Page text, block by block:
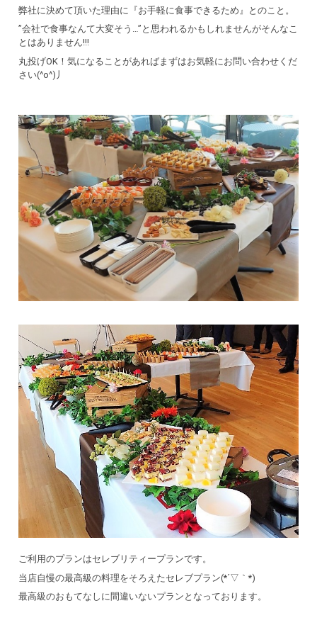
弊社に決めて頂いた理由に『お手軽に食事できるため』とのこと。
”会社で食事なんて大変そう…”と思われるかもしれませんがそんなこ
とはありません!!!
丸投げOK！気になることがあればまずはお気軽にお問い合わせくだ
さい(^o^)丿
ご利用のプランはセレブリティープランです。
当店自慢の最高級の料理をそろえたセレブプラン(*´▽｀*)
最高級のおもてなしに間違いないプランとなっております。